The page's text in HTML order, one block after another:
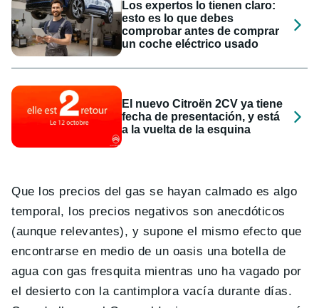
Los expertos lo tienen claro:
esto es lo que debes
comprobar antes de comprar
un coche eléctrico usado
El nuevo Citroën 2CV ya tiene
fecha de presentación, y está
a la vuelta de la esquina
Que los precios del gas se hayan calmado es algo
temporal, los precios negativos son anecdóticos
(aunque relevantes), y supone el mismo efecto que
encontrarse en medio de un oasis una botella de
agua con gas fresquita mientras uno ha vagado por
el desierto con la cantimplora vacía durante días.